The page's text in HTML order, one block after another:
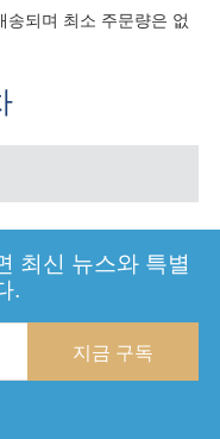
되며 최소 주문량은 없
최신 뉴스와 특별
.
지금 구독